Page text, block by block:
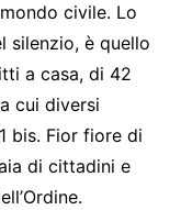
civile. Lo
silenzio, è quello
a casa, di 42
cui diversi
bis. Fior fiore di
di cittadini e